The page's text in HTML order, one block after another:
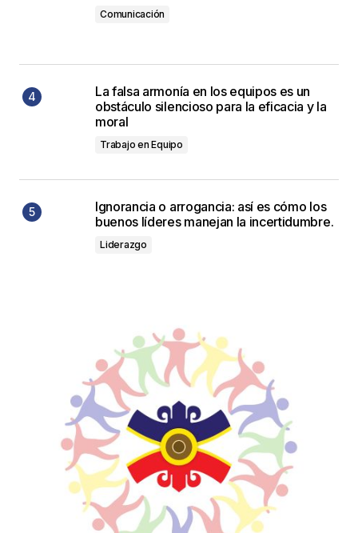
Comunicación
La falsa armonía en los equipos es un
obstáculo silencioso para la eficacia y la
moral
Trabajo en Equipo
Ignorancia o arrogancia: así es cómo los
buenos líderes manejan la incertidumbre.
Liderazgo